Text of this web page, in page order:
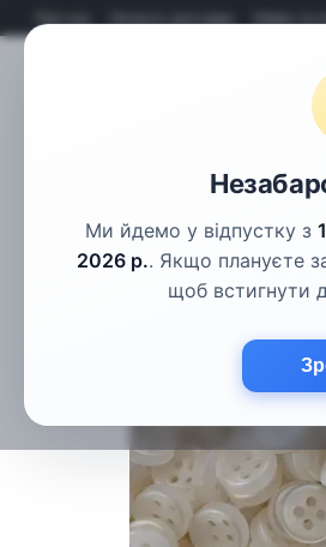
Ми йдемо у відпустку з
2026 р.. Якщо плануєте
щоб встигнути
Про нас Оплата і доставка Обмін та